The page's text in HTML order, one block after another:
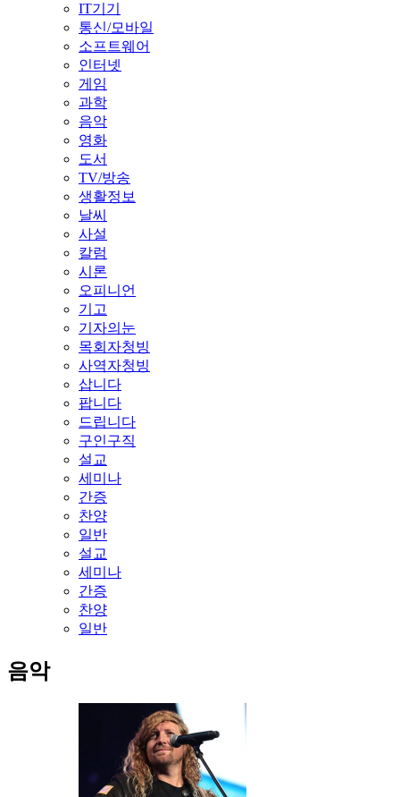
IT기기
통신/모바일
소프트웨어
인터넷
게임
과학
음악
영화
도서
TV/방송
생활정보
날씨
사설
칼럼
시론
오피니언
기고
기자의눈
목회자청빙
사역자청빙
삽니다
팝니다
드립니다
구인구직
설교
세미나
간증
찬양
일반
설교
세미나
간증
찬양
일반
음악